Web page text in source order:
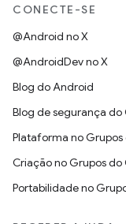
CONECTE-SE
@Android no X
@AndroidDev no X
Blog do Android
Blog de segurança do
Plataforma no
Criação no Grupos do
Portabilidade no